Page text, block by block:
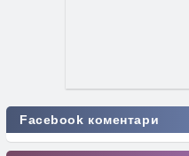
Facebook коментари